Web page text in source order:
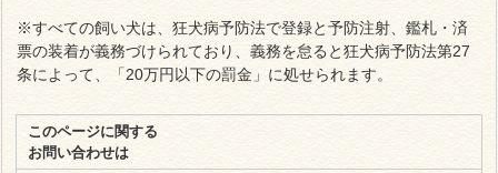
※すべての飼い犬は、狂犬病予防法で登録と予防注射、鑑札・済
票の装着が義務づけられており、義務を怠ると狂犬病予防法第27
条によって、「20万円以下の罰金」に処せられます。
このページに関する
お問い合わせは